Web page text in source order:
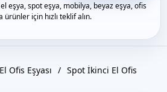
eşya, spot eşya, mobilya, beyaz eşya, ofis
ürünler için hızlı teklif alın.
Ofis Eşyası / Spot İkinci El Ofis